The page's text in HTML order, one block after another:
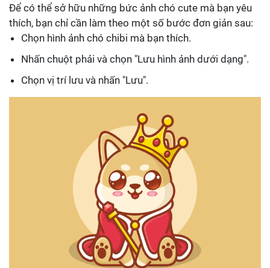
Để có thể sở hữu những bức ảnh chó cute mà bạn yêu
thích, bạn chỉ cần làm theo một số bước đơn giản sau:
Chọn hình ảnh chó chibi mà bạn thích.
Nhấn chuột phải và chọn "Lưu hình ảnh dưới dạng".
Chọn vị trí lưu và nhấn "Lưu".